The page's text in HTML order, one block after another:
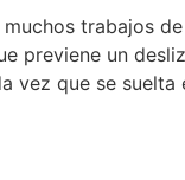
trabajos
previene un
vez que se suelta